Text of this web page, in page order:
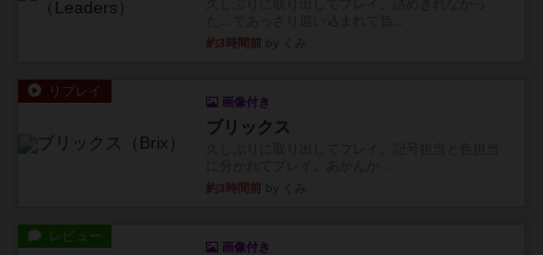
約3時間前
リプレイ
画像付き
ブリックス
約3時間前
レビュー
画像付き